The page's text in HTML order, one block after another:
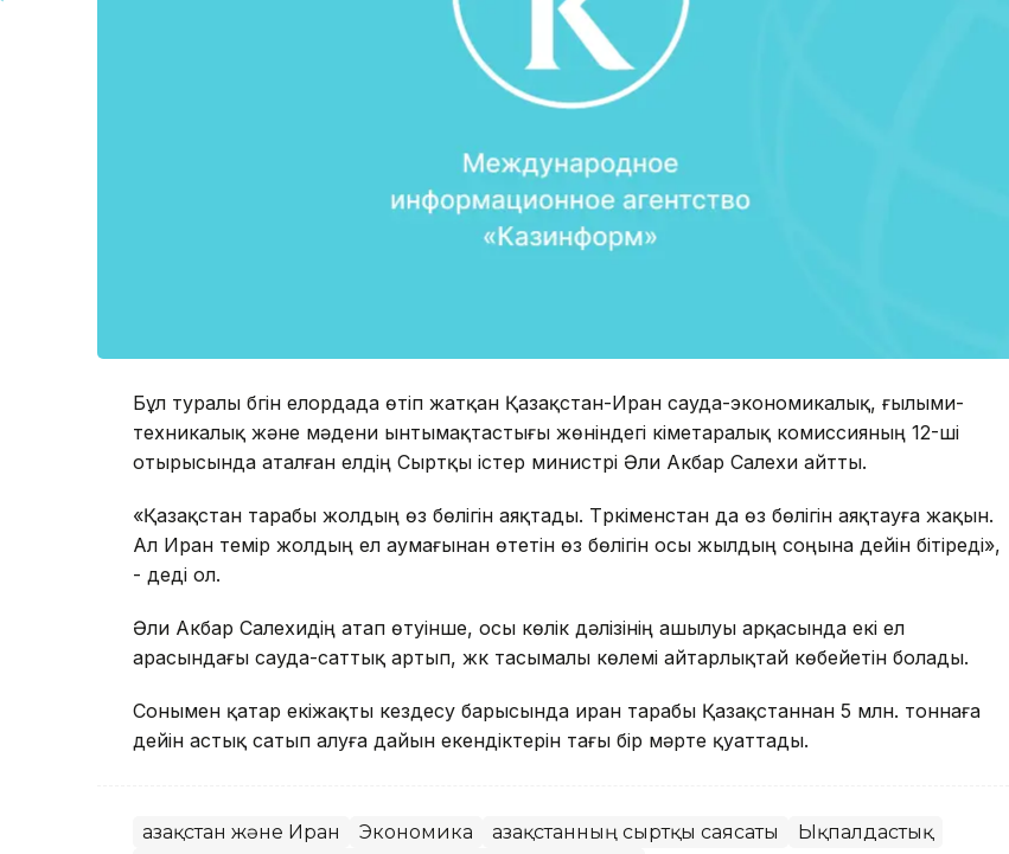
Бұл туралы бүгін елордада өтіп жатқан Қазақстан-Иран сауда-экономикалық, ғылыми-
техникалық және мәдени ынтымақтастығы жөніндегі үкіметаралық комиссияның 12-ші
отырысында аталған елдің Сыртқы істер министрі Әли Акбар Салехи айтты.
«Қазақстан тарабы жолдың өз бөлігін аяқтады. Түркіменстан да өз бөлігін аяқтауға жақын.
Ал Иран темір жолдың ел аумағынан өтетін өз бөлігін осы жылдың соңына дейін бітіреді»,
- деді ол.
Әли Акбар Салехидің атап өтуінше, осы көлік дәлізінің ашылуы арқасында екі ел
арасындағы сауда-саттық артып, жүк тасымалы көлемі айтарлықтай көбейетін болады.
Сонымен қатар екіжақты кездесу барысында иран тарабы Қазақстаннан 5 млн. тоннаға
дейін астық сатып алуға дайын екендіктерін тағы бір мәрте қуаттады.
Қазақстан және Иран Экономика Қазақстанның сыртқы саясаты
Ықпалдастық